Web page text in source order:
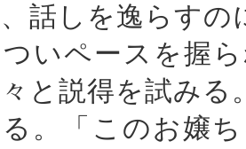
話しを逸らすの
いペースを握
と説得を試みる
。「このお嬢